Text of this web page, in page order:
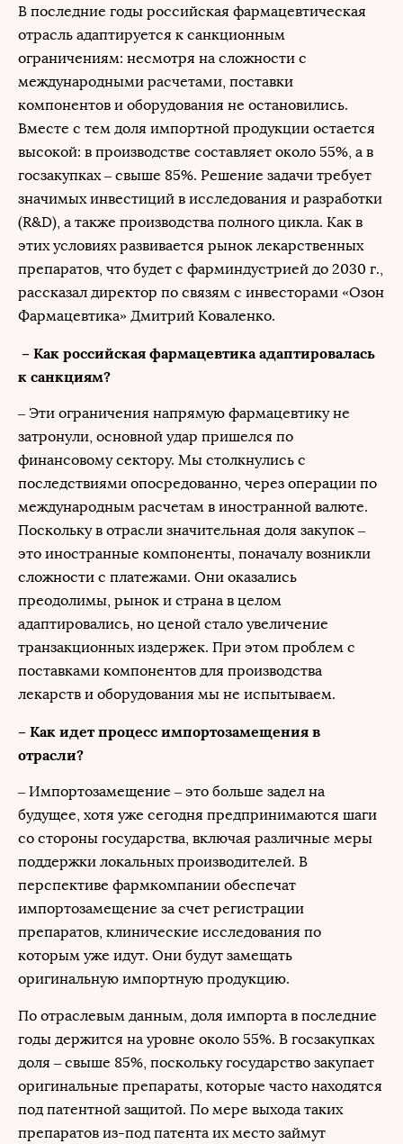
В последние годы российская фармацевтическая
отрасль адаптируется к санкционным
ограничениям: несмотря на сложности с
международными расчетами, поставки
компонентов и оборудования не остановились.
Вместе с тем доля импортной продукции остается
высокой: в производстве составляет около 55%, а в
госзакупках – свыше 85%. Решение задачи требует
значимых инвестиций в исследования и разработки
(R&D), а также производства полного цикла. Как в
этих условиях развивается рынок лекарственных
препаратов, что будет с фарминдустрией до 2030 г.,
рассказал директор по связям с инвесторами «Озон
Фармацевтика» Дмитрий Коваленко.
– Как российская фармацевтика адаптировалась
к санкциям?
– Эти ограничения напрямую фармацевтику не
затронули, основной удар пришелся по
финансовому сектору. Мы столкнулись с
последствиями опосредованно, через операции по
международным расчетам в иностранной валюте.
Поскольку в отрасли значительная доля закупок –
это иностранные компоненты, поначалу возникли
сложности с платежами. Они оказались
преодолимы, рынок и страна в целом
адаптировались, но ценой стало увеличение
транзакционных издержек. При этом проблем с
поставками компонентов для производства
лекарств и оборудования мы не испытываем.
– Как идет процесс импортозамещения в
отрасли?
– Импортозамещение – это больше задел на
будущее, хотя уже сегодня предпринимаются шаги
со стороны государства, включая различные меры
поддержки локальных производителей. В
перспективе фармкомпании обеспечат
импортозамещение за счет регистрации
препаратов, клинические исследования по
которым уже идут. Они будут замещать
оригинальную импортную продукцию.
По отраслевым данным, доля импорта в последние
годы держится на уровне около 55%. В госзакупках
доля – свыше 85%, поскольку государство закупает
оригинальные препараты, которые часто находятся
под патентной защитой. По мере выхода таких
препаратов из-под патента их место займут